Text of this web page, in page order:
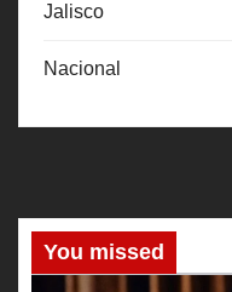
Jalisco
Nacional
You missed